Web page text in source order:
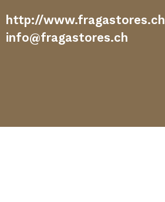
http://www.fragastores.ch
info@fragastores.ch